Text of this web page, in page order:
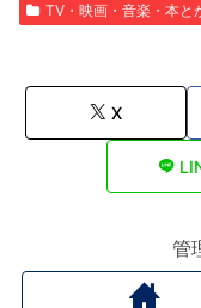
TV・映画・音楽・本と
X
管